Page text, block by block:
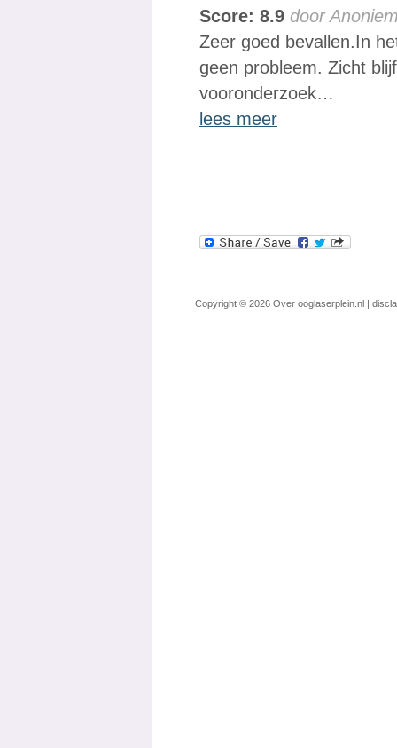
Score: 8.9 door
Zeer goed bevallen.In
geen probleem. Zicht
vooronderzoek…
lees meer
Copyright © 2026 Over ooglaserplein.nl |